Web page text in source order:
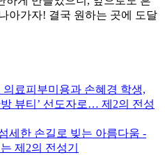
아가자! 결국 원하는 곳에 도달
료피부미용과 손혜경 학생,
뷰티’ 선도자로… 제2의 전성
세한 손길로 빚는 아름다움 -
제2의 전성기